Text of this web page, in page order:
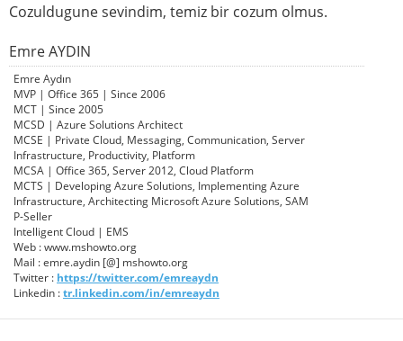
Cozuldugune sevindim, temiz bir cozum olmus.
Emre AYDIN
Emre Aydın
MVP | Office 365 | Since 2006
MCT | Since 2005
MCSD | Azure Solutions Architect
MCSE | Private Cloud, Messaging, Communication, Server
Infrastructure, Productivity, Platform
MCSA | Office 365, Server 2012, Cloud Platform
MCTS | Developing Azure Solutions, Implementing Azure
Infrastructure, Architecting Microsoft Azure Solutions, SAM
P-Seller
Intelligent Cloud | EMS
Web : www.mshowto.org
Mail : emre.aydin [@] mshowto.org
Twitter : https://twitter.com/emreaydn
Linkedin :tr.linkedin.com/in/emreaydn